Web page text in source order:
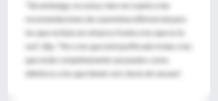
"Sin embargo, no estoy claro en cuanto a las
recomendaciones de cuarentena diferencial para
los que reciben un refuerzo frente a los que no lo
son", dijo.
"No creo que esté justificado tratar a los
que están completamente vacunados como
idénticos a los que tienen cero dosis de vacuna".